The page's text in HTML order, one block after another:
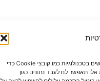
כדי לספק את חוויות המשתמש הטובות ביותר, אנו משתמשים בטכנולוגיות כמו קובצי Cookie כדי
תאפשר לנו לעבד נתונים כגון